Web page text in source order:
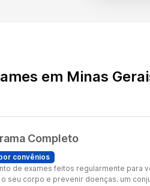
em Minas
Completo
convênios
de exames feitos regularmente para
seu corpo e prevenir doenças. um